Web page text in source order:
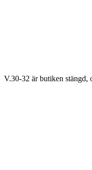
V.30-32 är butiken stängd,